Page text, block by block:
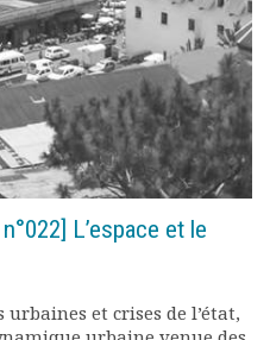
L’espace et le
urbaines et crises de l’état,